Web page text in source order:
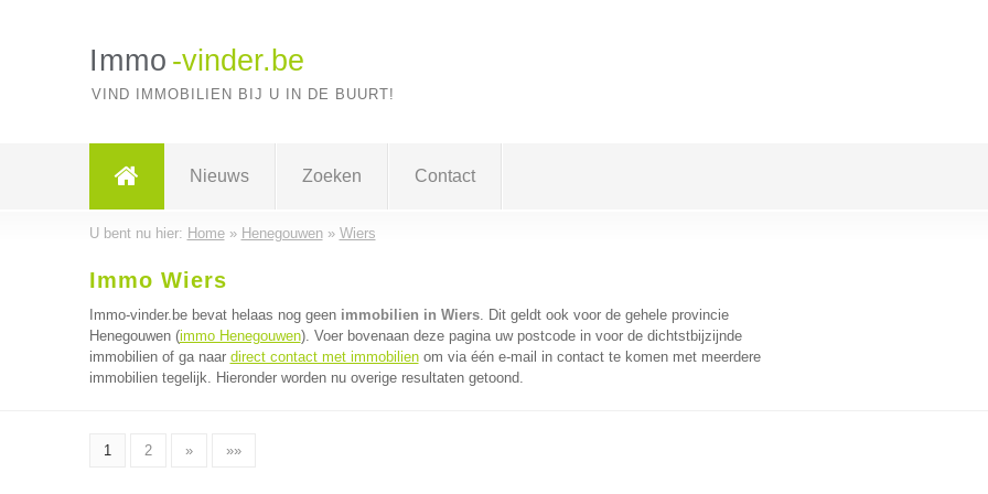
Immo -vinder.be
VIND IMMOBILIEN BIJ U IN DE BUURT!
Nieuws Zoeken Contact
U bent nu hier: Home» Henegouwen» Wiers
Immo Wiers
Immo-vinder.be bevat helaas nog geen immobilien in Wiers. Dit geldt ook voor de gehele provincie
Henegouwen (immo Henegouwen). Voer bovenaan deze pagina uw postcode in voor de dichtstbijzijnde
immobilien of ga naar direct contact met immobilienom via één e-mail in contact te komen met meerdere
immobilien tegelijk. Hieronder worden nu overige resultaten getoond.
1 2 » »»